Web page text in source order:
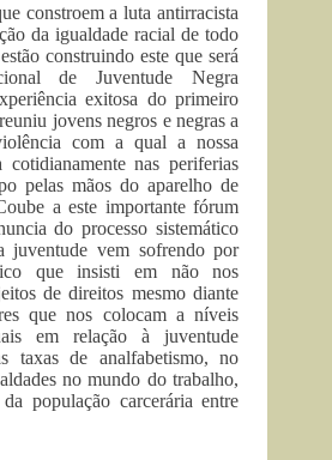
constroem a luta antirracista
da igualdade racial de todo
construindo este que será
de Juventude Negra
exitosa do primeiro
jovens negros e negras a
com a qual a nossa
nas periferias
pelas mãos do aparelho de
a este importante fórum
do processo sistemático
juventude vem sofrendo por
que insisti em não nos
de direitos mesmo diante
que nos colocam a níveis
em relação à juventude
taxas de analfabetismo, no
no mundo do trabalho,
população carcerária entre